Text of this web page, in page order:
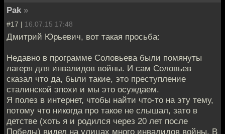
Pak »
#17 | 16.07.15 17:48
Дмитрий Юрьевич, вот такая просьба:
Недавно в программе Соловьева были помянуты
лагеря для инвалидов войны. И сам Соловьев
сказал что да, были такие, это преступление
сталинской эпохи и мы это осуждаем.
Я полез в интернет, чтобы найти что-то на эту тему,
потому что никогда про такое не слышал, зато в
детстве (хоть я и родился через 20 лет после
Победы) видел на улицах много инвалидов войны. В